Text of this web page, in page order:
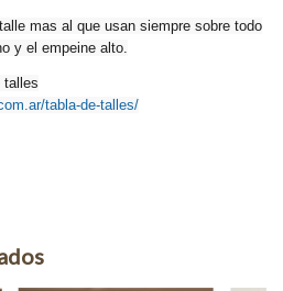
mas al que usan siempre sobre todo
y el empeine alto.
talles
tabla-de-talles/